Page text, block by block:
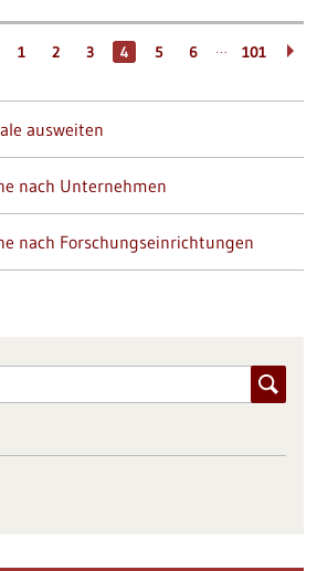
1 2 3 4 5 6 … 101
ausweiten
nach Unternehmen
nach Forschungseinrichtungen